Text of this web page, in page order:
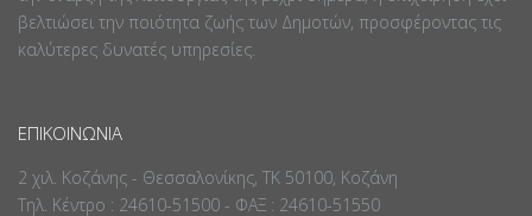
βελτιώσει την ποιότητα ζωής των Δημοτών, προσφέροντας τις
καλύτερες δυνατές υπηρεσίες.
ΕΠΙΚΟΙΝΩΝΊΑ
2 χιλ. Κοζάνης - Θεσσαλονίκης, ΤΚ 50100, Κοζάνη
Τηλ. Κέντρο : 24610-51500 - ΦΑΞ : 24610-51550